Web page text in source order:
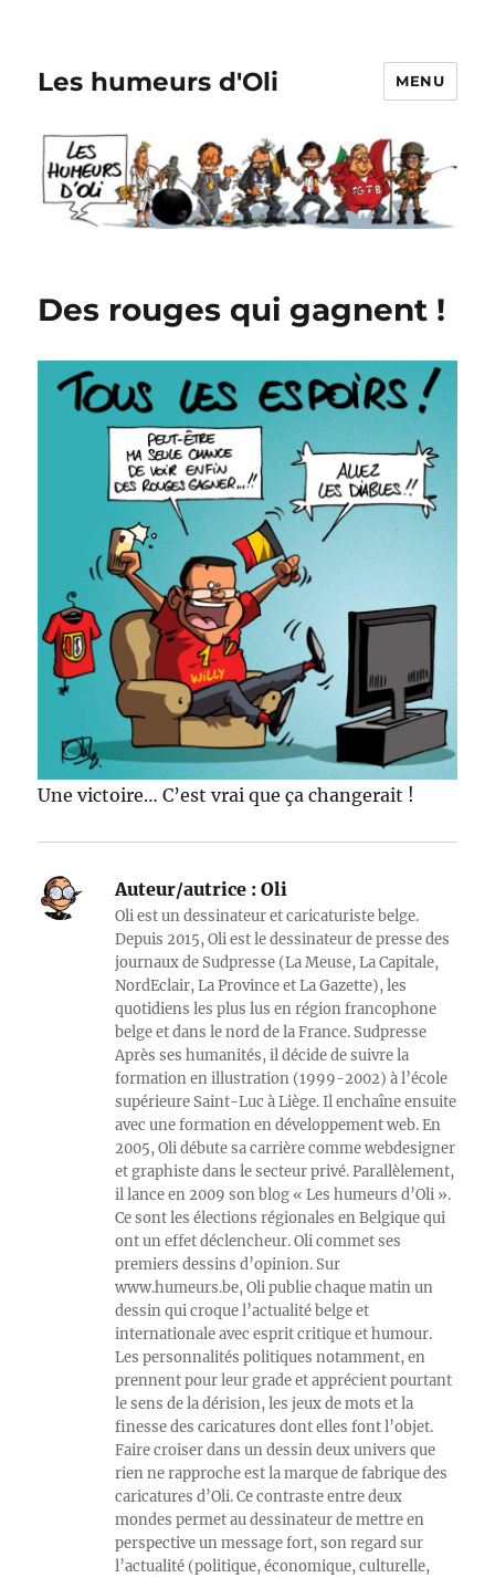
Les humeurs d'Oli MENU
Des rouges qui gagnent !
Une victoire… C’est vrai que ça changerait !
Auteur/autrice : Oli
Oli est un dessinateur et caricaturiste belge.
Depuis 2015, Oli est le dessinateur de presse des
journaux de Sudpresse (La Meuse, La Capitale,
NordEclair, La Province et La Gazette), les
quotidiens les plus lus en région francophone
belge et dans le nord de la France. Sudpresse
Après ses humanités, il décide de suivre la
formation en illustration (1999-2002) à l’école
supérieure Saint-Luc à Liège. Il enchaîne ensuite
avec une formation en développement web. En
2005, Oli débute sa carrière comme webdesigner
et graphiste dans le secteur privé. Parallèlement,
il lance en 2009 son blog « Les humeurs d’Oli ».
Ce sont les élections régionales en Belgique qui
ont un effet déclencheur. Oli commet ses
premiers dessins d’opinion. Sur
www.humeurs.be, Oli publie chaque matin un
dessin qui croque l’actualité belge et
internationale avec esprit critique et humour.
Les personnalités politiques notamment, en
prennent pour leur grade et apprécient pourtant
le sens de la dérision, les jeux de mots et la
finesse des caricatures dont elles font l’objet.
Faire croiser dans un dessin deux univers que
rien ne rapproche est la marque de fabrique des
caricatures d’Oli. Ce contraste entre deux
mondes permet au dessinateur de mettre en
perspective un message fort, son regard sur
l’actualité (politique, économique, culturelle,